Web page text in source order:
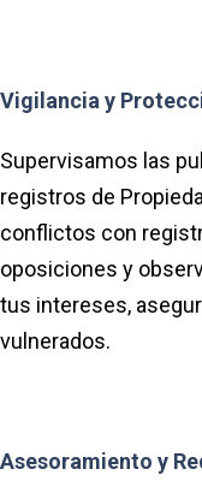
Vigilancia y
Supervisamos las
registros de
conflictos con
oposiciones y
tus intereses,
vulnerados.
Asesoramiento y